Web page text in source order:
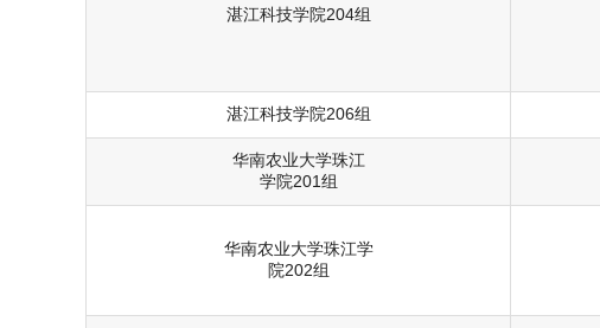
湛江科技学院204组
湛江科技学院206组
华南农业大学珠江
学院201组
华南农业大学珠江学
院202组